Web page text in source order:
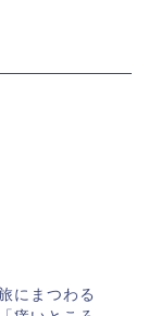
にまつわる